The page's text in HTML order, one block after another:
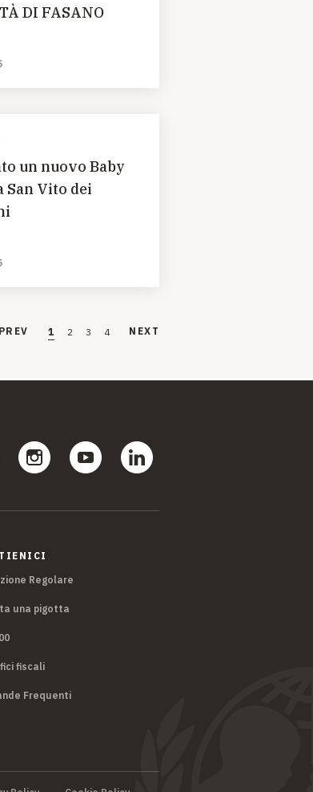
DI FASANO
un nuovo Baby
San Vito dei
PREV 1 2 3 4 NEXT
Regolare
una pigotta
fiscali
Frequenti